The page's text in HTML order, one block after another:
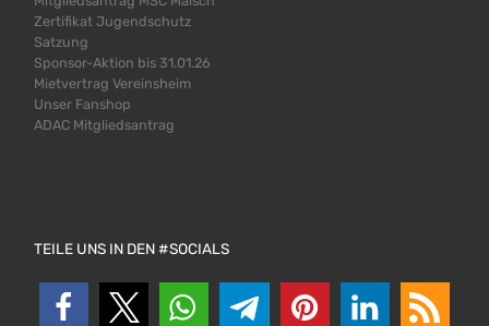
Zertifikat Jugendschutz
Satzung
Sponsor-Aktion bis 31.01.26
Mietvertrag Vereinsheim
Unser Fanshop
ADAC Mitgliedsantrag
TEILE UNS IN DEN #SOCIALS